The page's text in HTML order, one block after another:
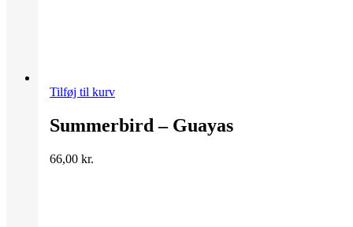
Tilføj til kurv
Summerbird – Guayas
66,00 kr.